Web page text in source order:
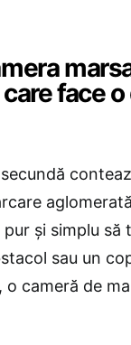
face
și simplu să
sau un
o cameră de